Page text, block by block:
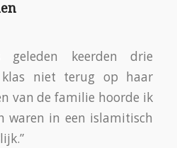
geleden keerden drie
niet terug op haar
van de familie hoorde ik
waren in een islamitisch